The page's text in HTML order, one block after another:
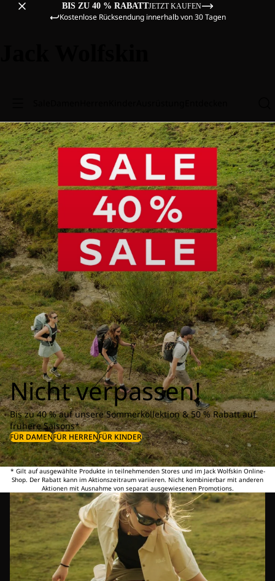
BIS ZU 40 % RABATTJETZT KAUFEN
Kostenlose Rücksendung innerhalb von 30 Tagen
Nicht verpassen!
Bis zu 40 % auf unsere Sommerkollektion & 50 % Rabatt auf
frühere Saisons*
FÜR DAMENFÜR HERRENFÜR KINDER
* Gilt auf ausgewählte Produkte in teilnehmenden Stores und im Jack Wolfskin Online-
Shop. Der Rabatt kann im Aktionszeitraum variieren. Nicht kombinierbar mit anderen
Aktionen mit Ausnahme von separat ausgewiesenen Promotions.